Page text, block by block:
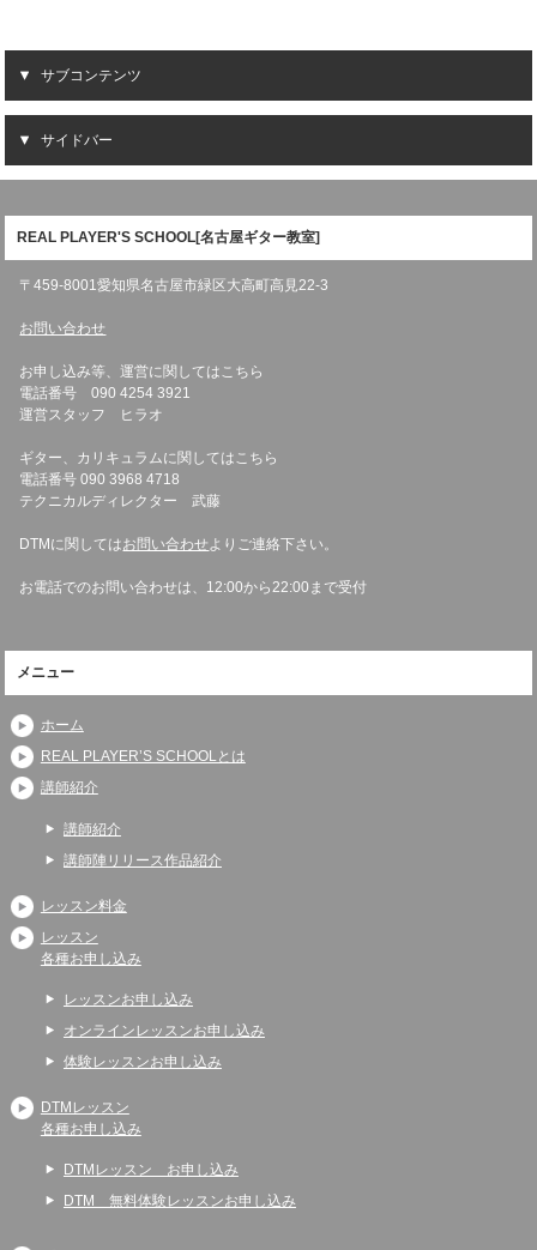
サブコンテンツ
サイドバー
REAL PLAYER'S SCHOOL[名古屋ギター教室]
〒459-8001愛知県名古屋市緑区大高町高見22-3
お問い合わせ
お申し込み等、運営に関してはこちら
電話番号 090 4254 3921
運営スタッフ ヒラオ
ギター、カリキュラムに関してはこちら
電話番号 090 3968 4718
テクニカルディレクター 武藤
DTMに関してはお問い合わせよりご連絡下さい。
お電話でのお問い合わせは、12:00から22:00まで受付
メニュー
ホーム
REAL PLAYER’S SCHOOLとは
講師紹介
講師紹介
講師陣リリース作品紹介
レッスン料金
レッスン
各種お申し込み
レッスンお申し込み
オンラインレッスンお申し込み
体験レッスンお申し込み
DTMレッスン
各種お申し込み
DTMレッスン お申し込み
DTM 無料体験レッスンお申し込み